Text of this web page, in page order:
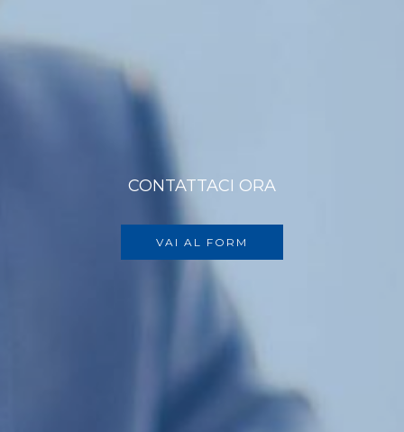
CONTATTACI ORA
VAI AL FORM